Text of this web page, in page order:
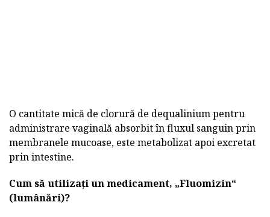
O cantitate mică de clorură de dequalinium pentru
administrare vaginală absorbit în fluxul sanguin prin
membranele mucoase, este metabolizat apoi excretat
prin intestine.
Cum să utilizați un medicament, „Fluomizin“
(lumânări)?